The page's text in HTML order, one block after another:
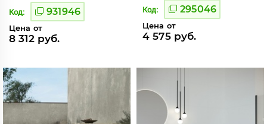
Код: 931946
Цена от
8 312 руб.
Код: 295046
Цена от
4 575 руб.